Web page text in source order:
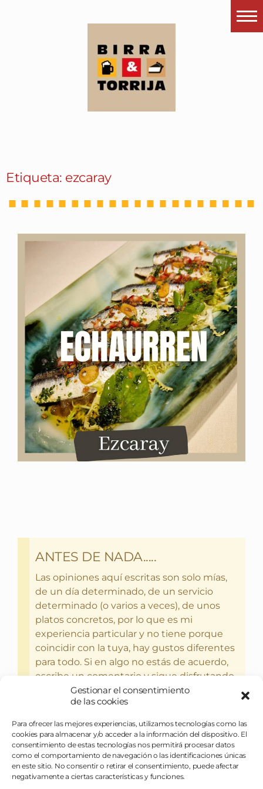
Gestionar el consentimiento
de las cookies
Para ofrecer las mejores experiencias, utilizamos tecnologías como las
cookies para almacenar y/o acceder a la información del dispositivo. El
consentimiento de estas tecnologías nos permitirá procesar datos
como el comportamiento de navegación o las identificaciones únicas
en este sitio. No consentir o retirar el consentimiento, puede afectar
negativamente a ciertas características y funciones.
¿Esto que es pués?
Últimas visitas
Todos los garitos
Etiqueta: ezcaray
ANTES DE NADA.....
Las opiniones aquí escritas son solo mías,
de un día determinado, de un servicio
determinado (o varios a veces), de unos
platos concretos, por lo que es mi
experiencia particular y no tiene porque
coincidir con la tuya, hay gustos diferentes
para todo. Si en algo no estás de acuerdo,
escribe un comentario y sigue disfrutando
del bebercio y el glotoneo.